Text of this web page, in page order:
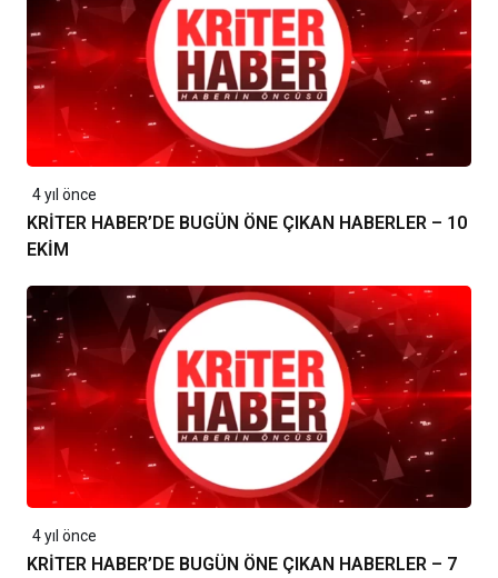
4 yıl önce
KRİTER HABER’DE BUGÜN ÖNE ÇIKAN HABERLER – 10
EKİM
4 yıl önce
KRİTER HABER’DE BUGÜN ÖNE ÇIKAN HABERLER – 7